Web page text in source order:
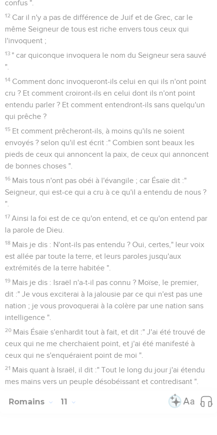
confus ".
12 Car il n'y a pas de différence de Juif et de Grec, car le
même Seigneur de tous est riche envers tous ceux qui
l'invoquent ;
13 " car quiconque invoquera le nom du Seigneur sera sauvé
".
14 Comment donc invoqueront-ils celui en qui ils n'ont point
cru ? Et comment croiront-ils en celui dont ils n'ont point
entendu parler ? Et comment entendront-ils sans quelqu'un
qui prêche ?
15 Et comment prêcheront-ils, à moins qu'ils ne soient
envoyés ? selon qu'il est écrit :" Combien sont beaux les
pieds de ceux qui annoncent la paix, de ceux qui annoncent
de bonnes choses ".
16 Mais tous n'ont pas obéi à l'évangile ; car Ésaïe dit :"
Seigneur, qui est-ce qui a cru à ce qu'il a entendu de nous ?
".
17 Ainsi la foi est de ce qu'on entend, et ce qu'on entend par
la parole de Dieu.
18 Mais je dis : N'ont-ils pas entendu ? Oui, certes," leur voix
est allée par toute la terre, et leurs paroles jusqu'aux
extrémités de la terre habitée ".
19 Mais je dis : Israël n'a-t-il pas connu ? Moïse, le premier,
dit :" Je vous exciterai à la jalousie par ce qui n'est pas une
nation ; je vous provoquerai à la colère par une nation sans
intelligence ".
20 Mais Ésaïe s'enhardit tout à fait, et dit :" J'ai été trouvé de
ceux qui ne me cherchaient point, et j'ai été manifesté à
ceux qui ne s'enquéraient point de moi ".
21 Mais quant à Israël, il dit :" Tout le long du jour j'ai étendu
mes mains vers un peuple désobéissant et contredisant ".
Romains 11